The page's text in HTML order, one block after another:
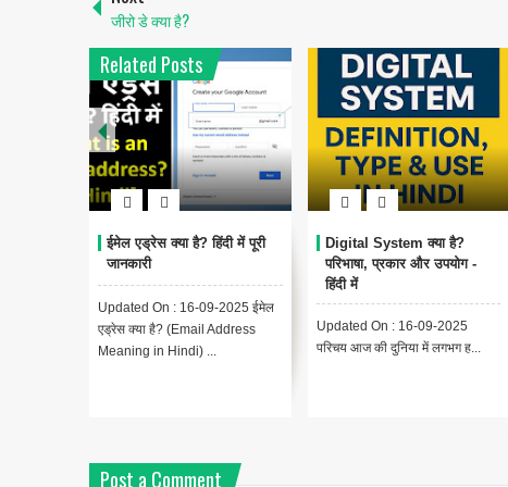
जीरो डे क्या है?
Related Posts
ईमेल एड्रेस क्या है? हिंदी में पूरी
जानकारी
Updated On : 16-09-2025 ईमेल
एड्रेस क्या है? (Email Address
Meaning in Hindi) ...
Digital System क्या है?
परिभाषा, प्रकार और उपयोग -
हिंदी में
Updated On : 16-09-2025
परिचय आज की दुनिया में लगभग ह...
Post a Comment